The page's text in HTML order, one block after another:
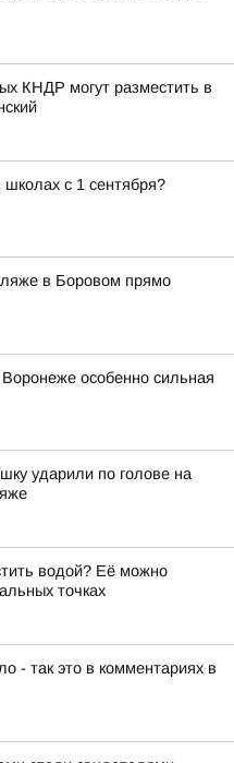
КНДР могут разместить в
школах с 1 сентября?
в Боровом прямо
особенно сильная
ударили по голове на
водой? Её можно
точках
- так это в комментариях в